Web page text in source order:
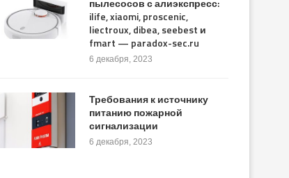
пылесосов с алиэкспресс:
ilife, xiaomi, proscenic,
liectroux, dibea, seebest и
fmart — paradox-sec.ru
6 декабря, 2023
Требования к источнику
питанию пожарной
сигнализации
6 декабря, 2023